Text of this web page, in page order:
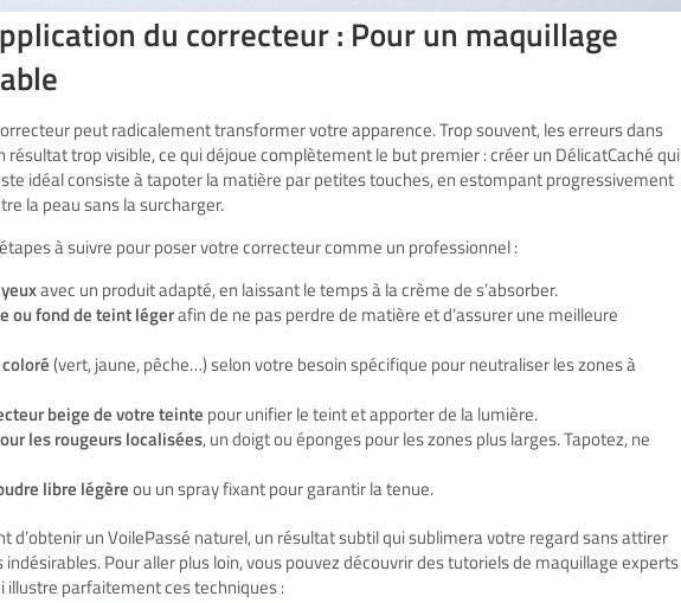
du correcteur : Pour un maquillage
peut radicalement transformer votre apparence. Trop souvent, les erreurs dans
résultat trop visible, ce qui déjoue complètement le but premier : créer un DélicatCaché qui
idéal consiste à tapoter la matière par petites touches, en estompant progressivement
la peau sans la surcharger.
à suivre pour poser votre correcteur comme un professionnel :
avec un produit adapté, en laissant le temps à la crème de s’absorber.
ou fond de teint légerafin de ne pas perdre de matière et d’assurer une meilleure
(vert, jaune, pêche…) selon votre besoin spécifique pour neutraliser les zones à
beige de votre teinte pour unifier le teint et apporter de la lumière.
les rougeurs localisées, un doigt ou éponges pour les zones plus larges. Tapotez, ne
libre légèreou un spray fixant pour garantir la tenue.
d’obtenir un VoilePassé naturel, un résultat subtil qui sublimera votre regard sans attirer
indésirables. Pour aller plus loin, vous pouvez découvrir des tutoriels de maquillage experts
parfaitement ces techniques :